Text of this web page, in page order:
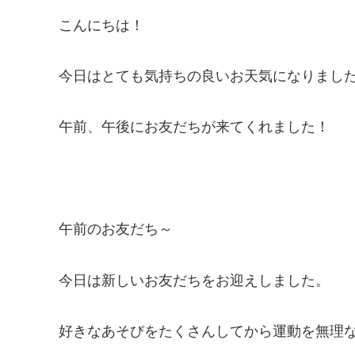
こんにちは！
今日はとても気持ちの良いお天気になりました
午前、午後にお友だちが来てくれました！
午前のお友だち～
今日は新しいお友だちをお迎えしました。
好きなあそびをたくさんしてから運動を無理